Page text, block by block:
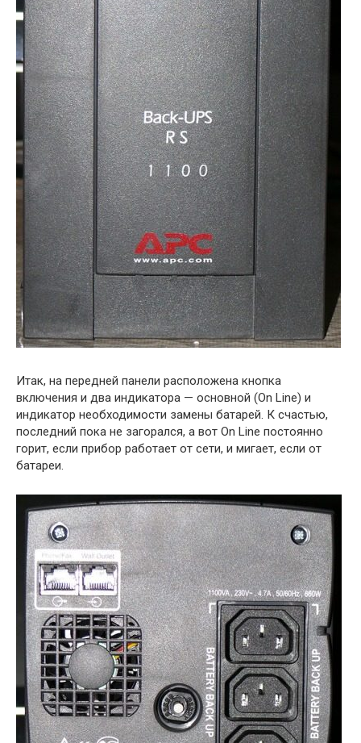
Итак, на передней панели расположена кнопка
включения и два индикатора — основной (On Line) и
индикатор необходимости замены батарей. К счастью,
последний пока не загорался, а вот On Line постоянно
горит, если прибор работает от сети, и мигает, если от
батареи.